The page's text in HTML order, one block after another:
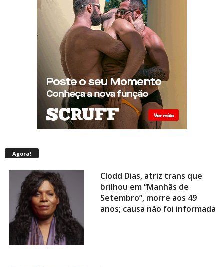
Agora!
Clodd Dias, atriz trans que
brilhou em “Manhãs de
Setembro”, morre aos 49
anos; causa não foi informada